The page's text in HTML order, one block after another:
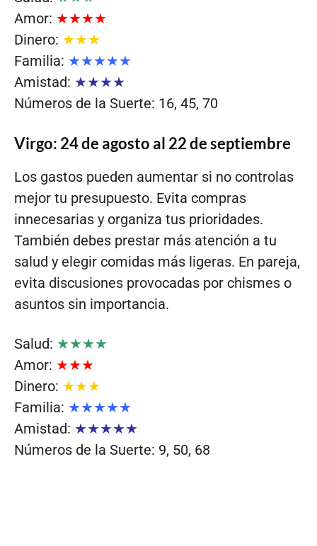
Amor: ★★★★
Dinero: ★★★
Familia: ★★★★★
Amistad: ★★★★
Números de la Suerte: 16, 45, 70
Virgo: 24 de agosto al 22 de septiembre
Los gastos pueden aumentar si no controlas
mejor tu presupuesto. Evita compras
innecesarias y organiza tus prioridades.
También debes prestar más atención a tu
salud y elegir comidas más ligeras. En pareja,
evita discusiones provocadas por chismes o
asuntos sin importancia.
Salud: ★★★★
Amor: ★★★
Dinero: ★★★
Familia: ★★★★★
Amistad: ★★★★★
Números de la Suerte: 9, 50, 68